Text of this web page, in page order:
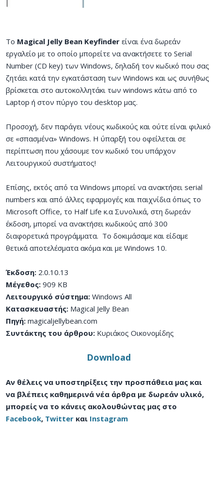
Το Magical Jelly Bean Keyfinder είναι ένα δωρεάν
εργαλείο με το οποίο μπορείτε να ανακτήσετε το Serial
Number (CD key) των Windows, δηλαδή τον κωδικό που σας
ζητάει κατά την εγκατάσταση των Windows και ως συνήθως
βρίσκεται στο αυτοκολλητάκι των windows κάτω από το
Laptop ή στον πύργο του desktop μας.
Προσοχή, δεν παράγει νέους κωδικούς και ούτε είναι φιλικό
σε «σπασμένα» Windows. Η ύπαρξή του οφείλεται σε
περίπτωση που χάσουμε τον κωδικό του υπάρχον
Λειτουργικού συστήματος!
Επίσης, εκτός από τα Windows μπορεί να ανακτήσει serial
numbers και από άλλες εφαρμογές και παιχνίδια όπως το
Microsoft Office, το Half Life κ.α Συνολικά, στη δωρεάν
έκδοση, μπορεί να ανακτήσει κωδικούς από 300
διαφορετικά προγράμματα. Το δοκιμάσαμε και είδαμε
θετικά αποτελέσματα ακόμα και με Windows 10.
Έκδοση: 2.0.10.13
Μέγεθος: 909 KB
Λειτουργικό σύστημα: Windows All
Κατασκευαστής: Magical Jelly Bean
Πηγή: magicaljellybean.com
Συντάκτης του άρθρου: Κυριάκος Οικονομίδης
Download
Αν θέλεις να υποστηρίξεις την προσπάθεια μας και
να βλέπεις καθημερινά νέα άρθρα με δωρεάν υλικό,
μπορείς να το κάνεις ακολουθώντας μας στο
Facebook, Twitter και Instagram